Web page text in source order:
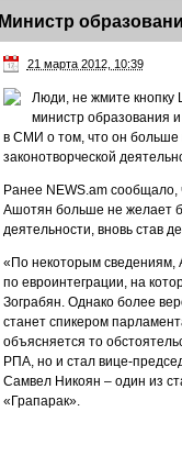
Министр
21 марта 2012, 10:39
Люди, не жмите кнопку
министр образования
в СМИ о том, что он больше
законотворческой
Ранее NEWS.am сообщало,
Ашотян больше не желает
деятельности, вновь став
«По некоторым сведениям,
по евроинтеграции, на
Зограбян. Однако более
станет спикером
объясняется то
РПА, но и стал вице-
Самвел Никоян – один из
«Грапарак».